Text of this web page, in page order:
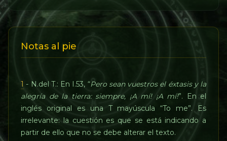
Notas al pie
1 - N.del T.: En I.53, “Pero sean vuestros el éxtasis y la
alegría de la tierra: siempre, ¡A mí! ¡A mí!”. En el
inglés original es una T mayúscula “To me”. Es
irrelevante: la cuestión es que se está indicando a
partir de ello que no se debe alterar el texto.